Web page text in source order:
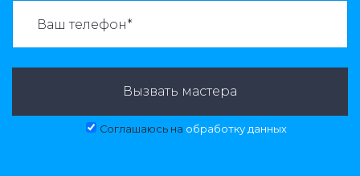
Вызвать мастера
Соглашаюсь на обработку данных